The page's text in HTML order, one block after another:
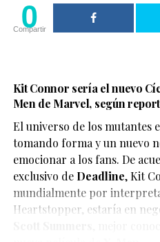
0
Compartir
Kit Connor sería el nuevo
Men de Marvel, según
El universo de los mutantes
tomando forma y un nuevo
emocionar a los fans. De
exclusivo de Deadline,Kit
mundialmente por
Heartstopper, estaría en